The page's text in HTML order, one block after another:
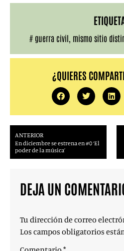
# guerra civil mismo sitio
¿QUIERES
ANTERIOR
En diciembre se estrena en #0 ‘El
poder de la música’
DEJA UN
Tu dirección de correo
Los campos obligatorios